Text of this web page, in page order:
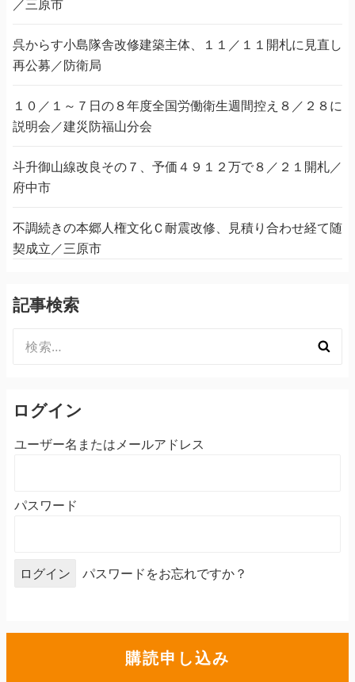
／三原市
呉からす小島隊舎改修建築主体、１１／１１開札に見直し
再公募／防衛局
１０／１～７日の８年度全国労働衛生週間控え８／２８に
説明会／建災防福山分会
斗升御山線改良その７、予価４９１２万で８／２１開札／
府中市
不調続きの本郷人権文化Ｃ耐震改修、見積り合わせ経て随
契成立／三原市
記事検索
索:
ログイン
ユーザー名またはメールアドレス
パスワード
パスワードをお忘れですか？
購読申し込み